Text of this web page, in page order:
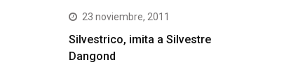
23 noviembre, 2011
Silvestrico, imita a Silvestre
Dangond